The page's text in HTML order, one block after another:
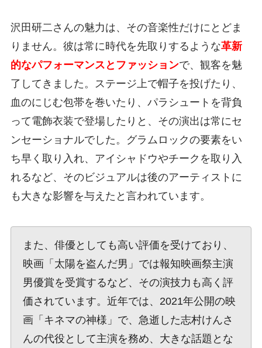
沢田研二さんの魅力は、その音楽性だけにとどま
りません。彼は常に時代を先取りするような革新
的なパフォーマンスとファッションで、観客を魅
了してきました。ステージ上で帽子を投げたり、
血のにじむ包帯を巻いたり、パラシュートを背負
って電飾衣装で登場したりと、その演出は常にセ
ンセーショナルでした。グラムロックの要素をい
ち早く取り入れ、アイシャドウやチークを取り入
れるなど、そのビジュアルは後のアーティストに
も大きな影響を与えたと言われています。
また、俳優としても高い評価を受けており、
映画「太陽を盗んだ男」では報知映画祭主演
男優賞を受賞するなど、その演技力も高く評
価されています。近年では、2021年公開の映
画「キネマの神様」で、急逝した志村けんさ
んの代役として主演を務め、大きな話題とな